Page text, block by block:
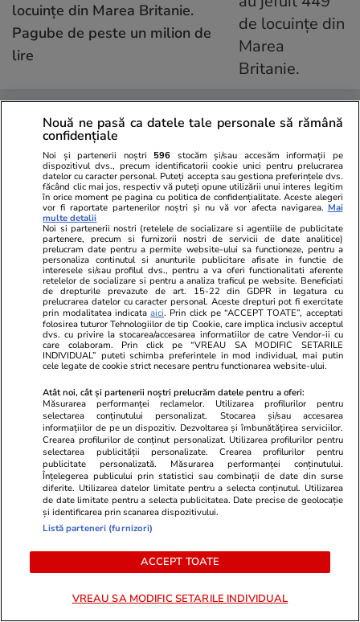
locuințe din Marea Britanie.
Pagube de peste un milion de
lire
24 iul.
Inteligența artificială va
remodela economia mondială și
politica monetară
24 iul.
România fricii: Cum am ajuns să
trăim din spaimă în spaimă
23 iul.
Țoiu, arestează-mă dacă
altceva n-ai de făcut!
Opinii 22 iul.
Nouă ne pasă ca datele tale personale să rămână
confidențiale
Noi și partenerii noștri 596 stocăm și/sau accesăm informații pe
dispozitivul dvs., precum identificatorii cookie unici pentru prelucrarea
datelor cu caracter personal. Puteți accepta sau gestiona preferințele dvs.
făcând clic mai jos, respectiv vă puteți opune utilizării unui interes legitim
în orice moment pe pagina cu politica de confidențialitate. Aceste alegeri
vor fi raportate partenerilor noștri și nu vă vor afecta navigarea. Mai
multe detalii
Noi si partenerii nostri (retelele de socializare si agentiile de publicitate
partenere, precum si furnizorii nostri de servicii de date analitice)
prelucram date pentru a permite website-ului sa functioneze, pentru a
personaliza continutul si anunturile publicitare afisate in functie de
interesele si/sau profilul dvs., pentru a va oferi functionalitati aferente
retelelor de socializare si pentru a analiza traficul pe website. Beneficiati
de drepturile prevazute de art. 15-22 din GDPR in legatura cu
prelucrarea datelor cu caracter personal. Aceste drepturi pot fi exercitate
prin modalitatea indicataaici. Prin click pe “ACCEPT TOATE”, acceptati
folosirea tuturor Tehnologiilor de tip Cookie, care implica inclusiv acceptul
dvs. cu privire la stocarea/accesarea informatiilor de catre Vendor-ii cu
care colaboram. Prin click pe “VREAU SA MODIFIC SETARILE
INDIVIDUAL” puteti schimba preferintele in mod individual, mai putin
cele legate de cookie strict necesare pentru functionarea website-ului.
Atât noi, cât și partenerii noștri prelucrăm datele pentru a oferi:
Măsurarea performanței reclamelor. Utilizarea profilurilor pentru
selectarea conținutului personalizat. Stocarea și/sau accesarea
informațiilor de pe un dispozitiv. Dezvoltarea și îmbunătățirea serviciilor.
Crearea profilurilor de conținut personalizat. Utilizarea profilurilor pentru
selectarea publicității personalizate. Crearea profilurilor pentru
publicitate personalizată. Măsurarea performanței conținutului.
Înțelegerea publicului prin statistici sau combinații de date din surse
diferite. Utilizarea datelor limitate pentru a selecta conținutul. Utilizarea
de date limitate pentru a selecta publicitatea. Date precise de geolocație
și identificarea prin scanarea dispozitivului.
Listă parteneri (furnizori)
ACCEPT TOATE
VREAU SA MODIFIC SETARILE INDIVIDUAL